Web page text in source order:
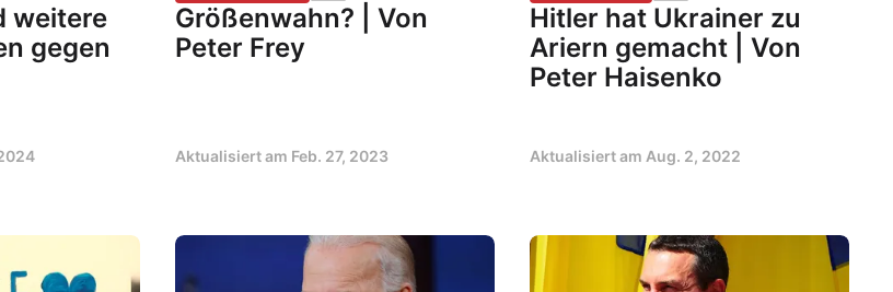
weitere
gegen
Größenwahn? | Von
Peter Frey
Aktualisiert am Feb. 27, 2023
Hitler hat Ukrainer zu
Ariern gemacht | Von
Peter Haisenko
Aktualisiert am Aug. 2, 2022